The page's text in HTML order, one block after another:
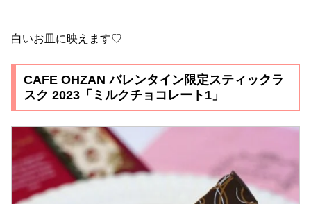
白いお皿に映えます♡
CAFE OHZAN バレンタイン限定スティックラ
スク 2023「ミルクチョコレート1」